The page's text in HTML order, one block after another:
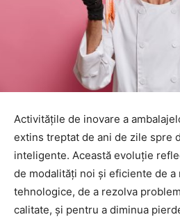
Activitățile de inovare a
extins treptat de ani de zile spre
inteligente. Această evoluție
de modalități noi și eficiente de
tehnologice, de a rezolva
calitate, și pentru a diminua